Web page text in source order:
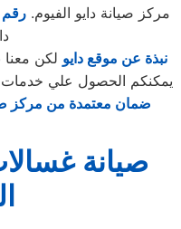
مركز صيانة دايو الفيوم.رقم
نبذة عن موقع دايو لكن معنا
يمكنكم الحصول علي خدمات
ضمان معتمدة من مركز
صيانة